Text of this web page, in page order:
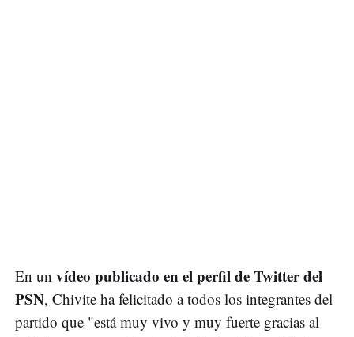
En un vídeo publicado en el perfil de Twitter del
PSN, Chivite ha felicitado a todos los integrantes del
partido que "está muy vivo y muy fuerte gracias al